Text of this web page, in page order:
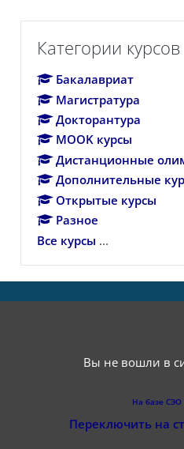
Категории курсов
Бакалавриат
Магистратура
Докторантура
MOOK курсы
Дистанционные
Дополнительные
Открытые курсы
Разное
Все курсы ...
Вы не вошли в
На базе СЭО
Переключить на